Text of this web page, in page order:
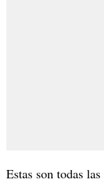
Estas son todas las